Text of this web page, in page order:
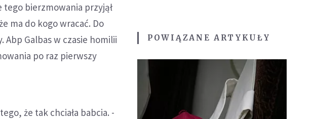
tego bierzmowania przyjął
ma do kogo wracać. Do
Abp Galbas w czasie homilii
po raz pierwszy
że tak chciała babcia. -
POWIĄZANE ARTYKUŁY